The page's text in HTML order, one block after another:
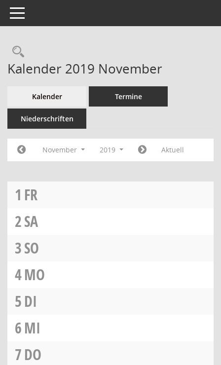
Toggle navigation
Kalender 2019 November
Kalender Termine
Niederschriften
November 2019 Aktuell
1 FR
2SA
3SO
4MO
5DI
6MI
7DO